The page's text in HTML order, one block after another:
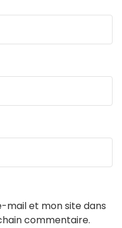
mail et mon site dans
commentaire.